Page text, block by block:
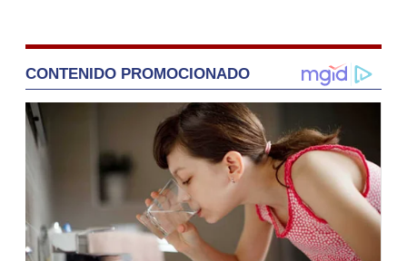
CONTENIDO PROMOCIONADO